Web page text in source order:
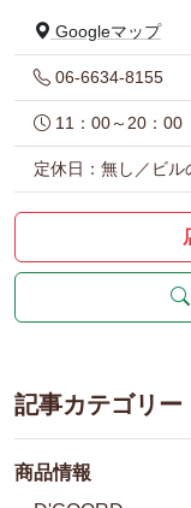
Googleマップ
06-6634-8155
11：00～20：00
定休日：無し／ビ
記事カテゴリー
商品情報